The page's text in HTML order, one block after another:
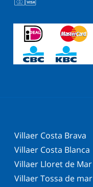
Villaer Costa Brava
Villaer Costa Blanca
Villaer Lloret de Mar
Villaer Tossa de mar